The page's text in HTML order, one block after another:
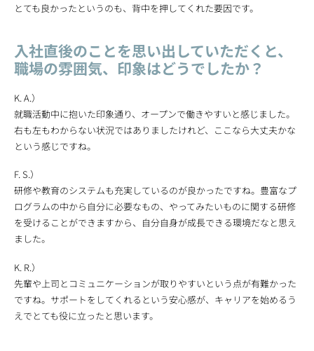
とても良かったというのも、背中を押してくれた要因です。
入社直後のことを思い出していただくと、
職場の雰囲気、印象はどうでしたか？
K. A.）
就職活動中に抱いた印象通り、オープンで働きやすいと感じました。
右も左もわからない状況ではありましたけれど、ここなら大丈夫かな
という感じですね。
F. S.）
研修や教育のシステムも充実しているのが良かったですね。豊富なプ
ログラムの中から自分に必要なもの、やってみたいものに関する研修
を受けることができますから、自分自身が成長できる環境だなと思え
ました。
K. R.）
先輩や上司とコミュニケーションが取りやすいという点が有難かった
ですね。サポートをしてくれるという安心感が、キャリアを始めるう
えでとても役に立ったと思います。